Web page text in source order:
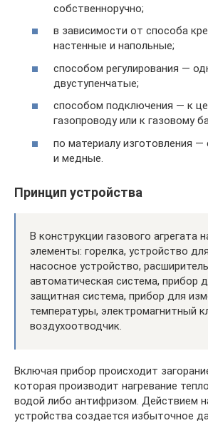
собственноручно;
в зависимости от способа
настенные и напольные;
способом регулирования —
двуступенчатые;
способом подключения — к
газопроводу или к газовому
по материалу изготовления —
и медные.
Принцип устройства
В конструкции газового агрегата
элементы: горелка, устройство
насосное устройство,
автоматическая система, прибор
защитная система, прибор для
температуры, электромагнитный
воздухоотводчик.
Включая прибор происходит
которая производит нагревание
водой либо антифризом. Действием
устройства создается избыточное